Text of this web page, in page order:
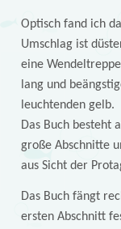
Optisch fand ich
Umschlag ist
eine
lang und
leuchtenden gelb.
Das Buch besteht
große Abschnitte
aus Sicht der
Das Buch fängt
ersten Abschnitt